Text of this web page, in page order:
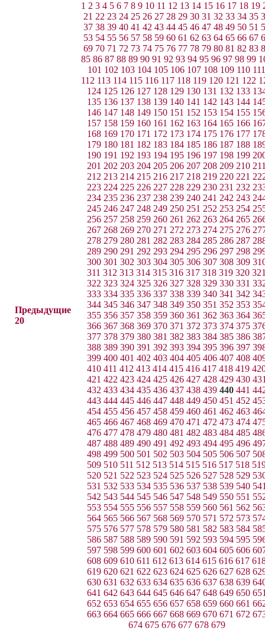
Предыдущие
20
1 2 3 4 5 6 7 8 9 10 11 12 13 14 15 16 17 18 19
21 22 23 24 25 26 27 28 29 30 31 32 33 34 35
37 38 39 40 41 42 43 44 45 46 47 48 49 50 51
53 54 55 56 57 58 59 60 61 62 63 64 65 66 67
69 70 71 72 73 74 75 76 77 78 79 80 81 82 83
85 86 87 88 89 90 91 92 93 94 95 96 97 98 99
101 102 103 104 105 106 107 108 109 110 111
112 113 114 115 116 117 118 119 120 121 122
124 125 126 127 128 129 130 131 132 133
135 136 137 138 139 140 141 142 143 144
146 147 148 149 150 151 152 153 154 155
157 158 159 160 161 162 163 164 165 166
168 169 170 171 172 173 174 175 176 177
179 180 181 182 183 184 185 186 187 188
190 191 192 193 194 195 196 197 198 199
201 202 203 204 205 206 207 208 209 210
212 213 214 215 216 217 218 219 220 221
223 224 225 226 227 228 229 230 231 232
234 235 236 237 238 239 240 241 242 243
245 246 247 248 249 250 251 252 253 254
256 257 258 259 260 261 262 263 264 265
267 268 269 270 271 272 273 274 275 276
278 279 280 281 282 283 284 285 286 287
289 290 291 292 293 294 295 296 297 298
300 301 302 303 304 305 306 307 308 309
311 312 313 314 315 316 317 318 319 320
322 323 324 325 326 327 328 329 330 331
333 334 335 336 337 338 339 340 341 342
344 345 346 347 348 349 350 351 352 353
355 356 357 358 359 360 361 362 363 364
366 367 368 369 370 371 372 373 374 375
377 378 379 380 381 382 383 384 385 386
388 389 390 391 392 393 394 395 396 397
399 400 401 402 403 404 405 406 407 408
410 411 412 413 414 415 416 417 418 419
421 422 423 424 425 426 427 428 429 430
432 433 434 435 436 437 438 439 440 441
443 444 445 446 447 448 449 450 451 452
454 455 456 457 458 459 460 461 462 463
465 466 467 468 469 470 471 472 473 474
476 477 478 479 480 481 482 483 484 485
487 488 489 490 491 492 493 494 495 496
498 499 500 501 502 503 504 505 506 507
509 510 511 512 513 514 515 516 517 518
520 521 522 523 524 525 526 527 528 529
531 532 533 534 535 536 537 538 539 540
542 543 544 545 546 547 548 549 550 551
553 554 555 556 557 558 559 560 561 562
564 565 566 567 568 569 570 571 572 573
575 576 577 578 579 580 581 582 583 584
586 587 588 589 590 591 592 593 594 595
597 598 599 600 601 602 603 604 605 606
608 609 610 611 612 613 614 615 616 617
619 620 621 622 623 624 625 626 627 628
630 631 632 633 634 635 636 637 638 639
641 642 643 644 645 646 647 648 649 650
652 653 654 655 656 657 658 659 660 661
663 664 665 666 667 668 669 670 671 672
674 675 676 677 678 679